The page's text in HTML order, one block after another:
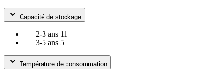
Capacité de stockage
2-3 ans 11
3-5 ans 5
Température de consommation